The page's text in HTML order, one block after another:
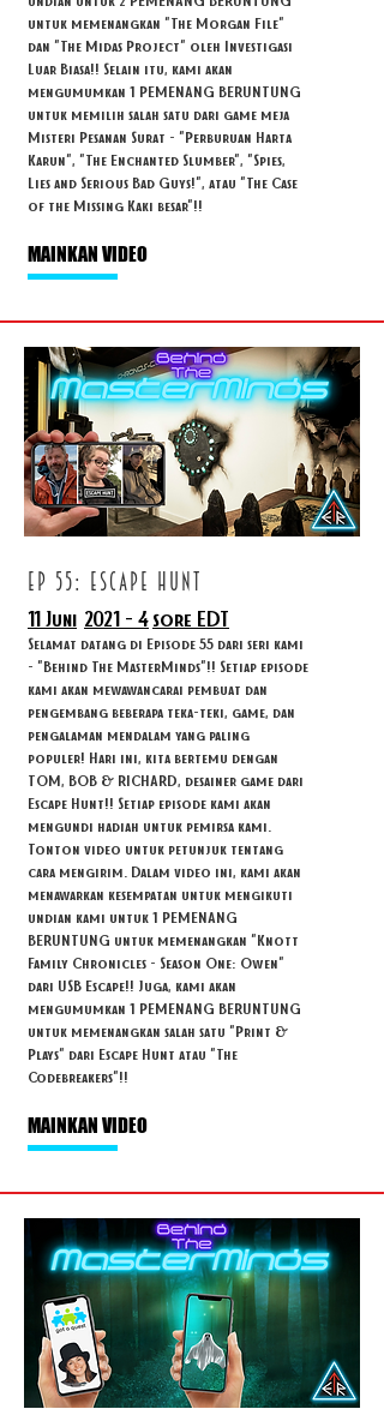
untuk memenangkan "The Morgan File"
dan "The Midas Project" oleh Investigasi
Luar Biasa!! Selain itu, kami akan
mengumumkan 1 PEMENANG BERUNTUNG
untuk memilih salah satu dari game meja
Misteri Pesanan Surat - "Perburuan Harta
Karun", "The Enchanted Slumber", "Spies,
Lies and Serious Bad Guys!", atau "The Case
of the Missing Kaki besar"!!
MAINKAN VIDEO
ep 55: ESCAPE HUNT
11 Juni 2021 - 4 sore EDT
Selamat datang di Episode 55 dari seri kami
- "Behind The MasterMinds"!! Setiap episode
kami akan mewawancarai pembuat dan
pengembang beberapa teka-teki, game, dan
pengalaman mendalam yang paling
populer! Hari ini, kita bertemu dengan
TOM, BOB & RICHARD, desainer game dari
Escape Hunt!! Setiap episode kami akan
mengundi hadiah untuk pemirsa kami.
Tonton video untuk petunjuk tentang
cara mengirim. Dalam video ini, kami akan
menawarkan kesempatan untuk mengikuti
undian kami untuk 1 PEMENANG
BERUNTUNG untuk memenangkan "Knott
Family Chronicles - Season One: Owen"
dari USB Escape!! Juga, kami akan
mengumumkan 1 PEMENANG BERUNTUNG
untuk memenangkan salah satu "Print &
Plays" dari Escape Hunt atau "The
Codebreakers"!!
MAINKAN VIDEO